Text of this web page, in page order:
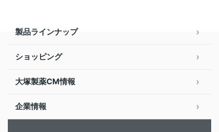
製品ラインナップ
ショッピング
大塚製薬CM情報
企業情報